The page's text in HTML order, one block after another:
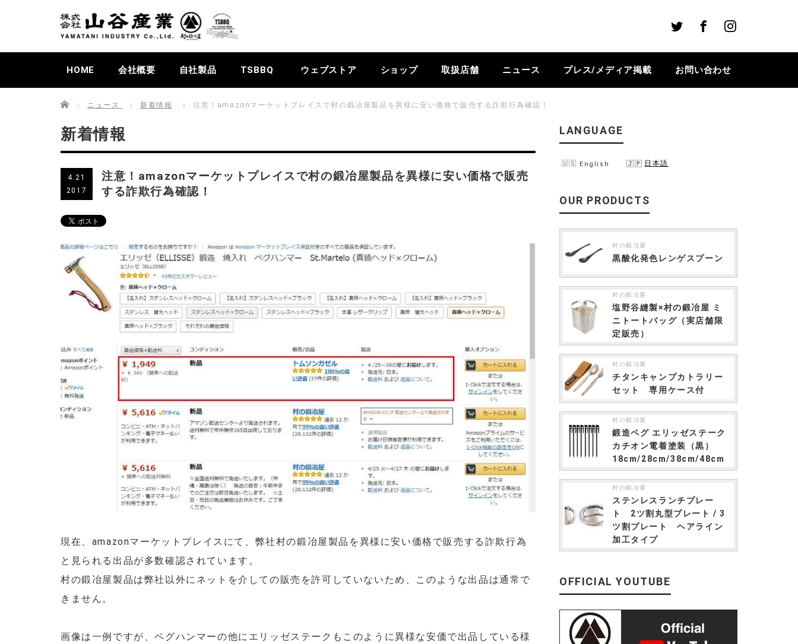
Instagram
HOME 会社概要 自社製品 TSBBQ ウェブストア ショップ 取扱店舗 ニュース プレス/メディア掲載 お問い合わせ
Home ニュース 新着情報 注意！amazonマーケットプレイスで村の鍛冶屋製品を異様に安い価格で販売する詐欺行為確認！
新着情報
4.21
2017
注意！amazonマーケットプレイスで村の鍛冶屋製品を異様に安い価格で販売
する詐欺行為確認！
現在、amazonマーケットプレイスにて、弊社村の鍛冶屋製品を異様に安い価格で販売する詐欺行為
と見られる出品が多数確認されています。
村の鍛冶屋製品は弊社以外にネットを介しての販売を許可していないため、このような出品は通常で
きません。
画像は一例ですが、ペグハンマーの他にエリッゼステークもこのように異様な安価で出品している様
LANGUAGE
English 日本語
OUR PRODUCTS
村の鍛冶屋
黒酸化発色レンゲスプーン
村の鍛冶屋
塩野谷縫製×村の鍛冶屋 ミ
ニトートバッグ（実店舗限
定販売）
村の鍛冶屋
チタンキャンプカトラリー
セット 専用ケース付
村の鍛冶屋
鍛造ペグ エリッゼステーク
カチオン電着塗装（黒）
18cm/28cm/38cm/48cm
村の鍛冶屋
ステンレスランチプレー
ト 2ツ割丸型プレート / 3
ツ割プレート ヘアライン
加工タイプ
OFFICIAL YOUTUBE